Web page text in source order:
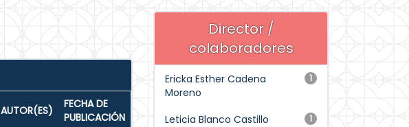
AUTOR(ES)
FECHA DE
PUBLICACIÓN
Director /
colaboradores
1
Ericka Esther Cadena
Moreno
1
Leticia Blanco Castillo